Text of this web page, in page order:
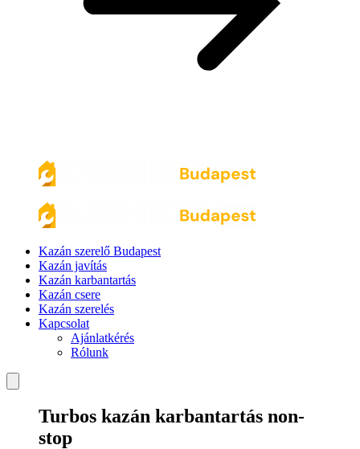
Kazán szerelő Budapest
Kazán javítás
Kazán karbantartás
Kazán csere
Kazán szerelés
Kapcsolat
Ajánlatkérés
Rólunk
Turbos kazán karbantartás non-
stop